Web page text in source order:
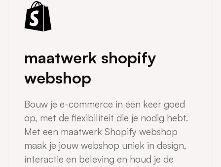
maatwerk shopify
webshop
Bouw je e-commerce in één keer goed
op, met de flexibiliteit die je nodig hebt.
Met een maatwerk Shopify webshop
maak je jouw webshop uniek in design,
interactie en beleving en houd je de